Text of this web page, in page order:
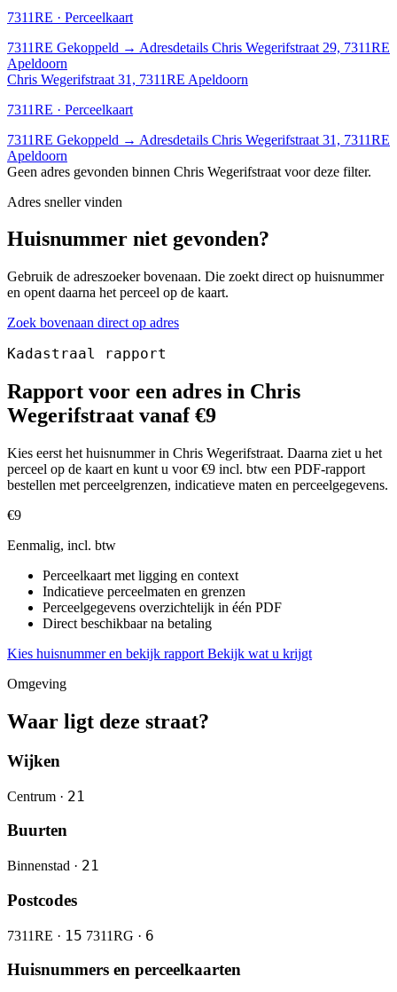
7311RE · Perceelkaart
7311RE Gekoppeld → Adresdetails Chris Wegerifstraat 29, 7311RE
Apeldoorn
Chris Wegerifstraat 31, 7311RE Apeldoorn
7311RE · Perceelkaart
7311RE Gekoppeld → Adresdetails Chris Wegerifstraat 31, 7311RE
Apeldoorn
Geen adres gevonden binnen Chris Wegerifstraat voor deze filter.
Adres sneller vinden
Huisnummer niet gevonden?
Gebruik de adreszoeker bovenaan. Die zoekt direct op huisnummer
en opent daarna het perceel op de kaart.
Zoek bovenaan direct op adres
Kadastraal rapport
Rapport voor een adres in Chris
Wegerifstraat vanaf €9
Kies eerst het huisnummer in Chris Wegerifstraat. Daarna ziet u het
perceel op de kaart en kunt u voor €9 incl. btw een PDF-rapport
bestellen met perceelgrenzen, indicatieve maten en perceelgegevens.
€9
Eenmalig, incl. btw
Perceelkaart met ligging en context
Indicatieve perceelmaten en grenzen
Perceelgegevens overzichtelijk in één PDF
Direct beschikbaar na betaling
Kies huisnummer en bekijk rapport Bekijk wat u krijgt
Omgeving
Waar ligt deze straat?
Wijken
Centrum · 21
Buurten
Binnenstad · 21
Postcodes
7311RE · 15 7311RG · 6
Huisnummers en perceelkaarten